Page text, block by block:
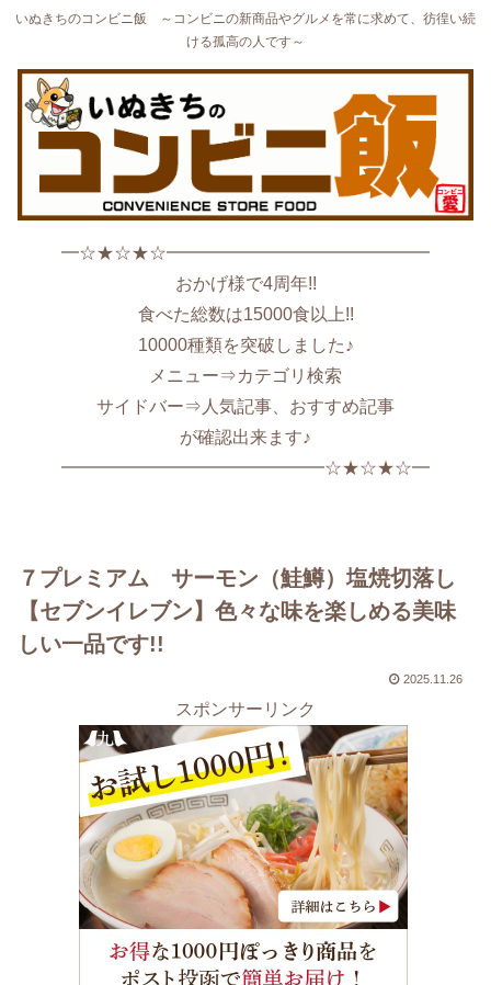
いぬきちのコンビニ飯 ～コンビニの新商品やグルメを常に求めて、彷徨い続
ける孤高の人です～
━☆★☆★☆━━━━━━━━━━━━━━━
おかげ様で4周年!!
食べた総数は15000食以上!!
10000種類を突破しました♪
メニュー⇒カテゴリ検索
サイドバー⇒人気記事、おすすめ記事
が確認出来ます♪
━━━━━━━━━━━━━━━☆★☆★☆━
７プレミアム サーモン（鮭鱒）塩焼切落し
【セブンイレブン】色々な味を楽しめる美味
しい一品です!!
2025.11.26
スポンサーリンク